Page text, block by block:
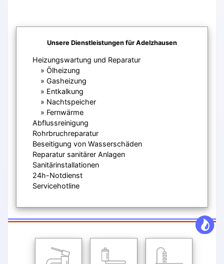
Unsere Dienstleistungen für Adelzhausen
Heizungswartung und Reparatur
Ölheizung
Gasheizung
Entkalkung
Nachtspeicher
Fernwärme
Abflussreinigung
Rohrbruchreparatur
Beseitigung von Wasserschäden
Reparatur sanitärer Anlagen
Sanitärinstallationen
24h-Notdienst
Servicehotline